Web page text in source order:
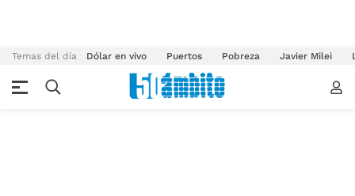
Temas del día Dólar en vivo Puertos Pobreza Javier Milei